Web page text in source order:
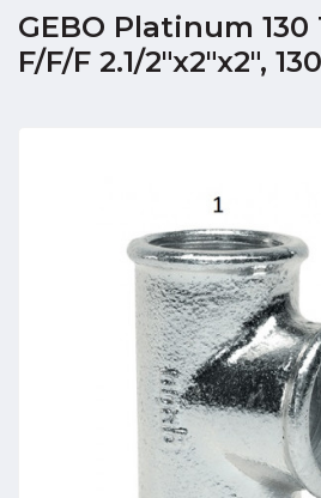
GEBO Platinum 130
F/F/F 2.1/2"x2"x2",